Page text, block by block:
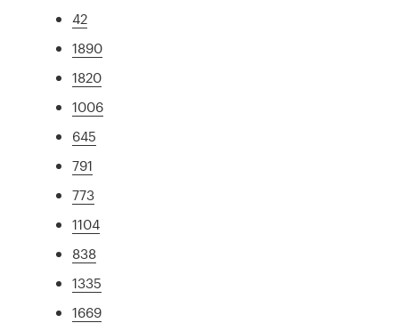
42
1890
1820
1006
645
791
773
1104
838
1335
1669